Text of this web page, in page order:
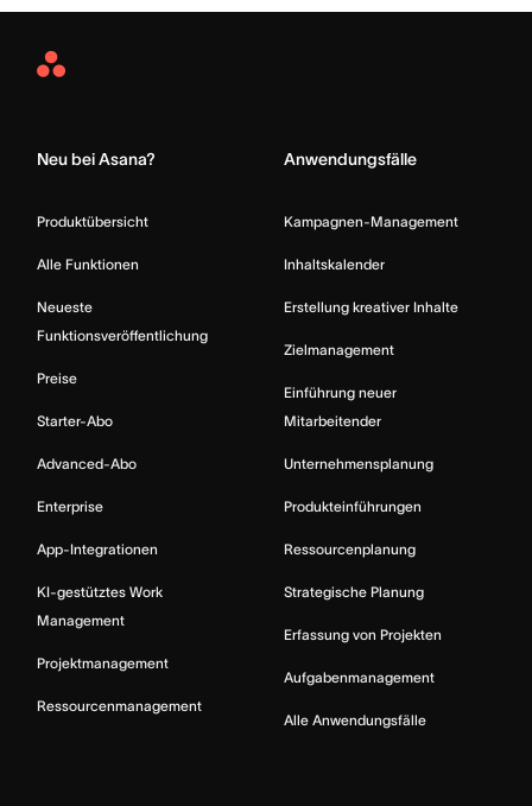
Asana
Neu bei Asana?
Produktübersicht
Alle Funktionen
Neueste
Funktionsveröffentlichung
Preise
Starter-Abo
Advanced-Abo
Enterprise
App-Integrationen
KI-gestütztes Work
Management
Projektmanagement
Ressourcenmanagement
Anwendungsfälle
Kampagnen-Management
Inhaltskalender
Erstellung kreativer Inhalte
Zielmanagement
Einführung neuer
Mitarbeitender
Unternehmensplanung
Produkteinführungen
Ressourcenplanung
Strategische Planung
Erfassung von Projekten
Aufgabenmanagement
Alle Anwendungsfälle